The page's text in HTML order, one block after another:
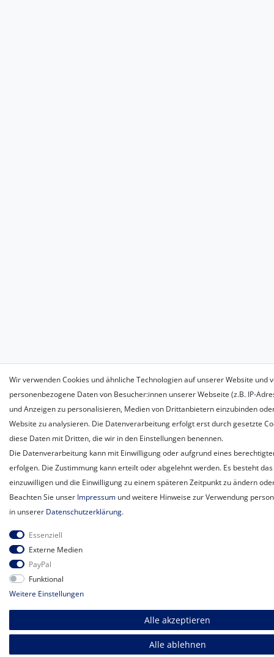
Wir verwenden Cookies und ähnliche Technologien auf unserer Website und
personenbezogene Daten von Besucher:innen unserer Webseite (z.B. IP-
und Anzeigen zu personalisieren, Medien von Drittanbietern einzubinden
Website zu analysieren. Die Datenverarbeitung erfolgt erst durch gesetzte
diese Daten mit Dritten, die wir in den Einstellungen benennen.
Die Datenverarbeitung kann mit Einwilligung oder aufgrund eines
erfolgen. Die Zustimmung kann erteilt oder abgelehnt werden. Es besteht das
einzuwilligen und die Einwilligung zu einem späteren Zeitpunkt zu ändern
Beachten Sie unser Impressum und weitere Hinweise zur Verwendung
in unserer Daten­schutz­erklärung.
Essenziell
Externe Medien
PayPal
Funktional
Weitere Einstellungen
Alle akzeptieren
Alle ablehnen